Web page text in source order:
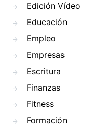
Edición Vídeo
Educación
Empleo
Empresas
Escritura
Finanzas
Fitness
Formación